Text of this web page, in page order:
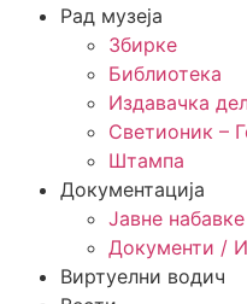
Рад музеја
Збирке
Библиотека
Издавачка
Светионик –
Штампа
Документација
Јавне набавке
Документи /
Виртуелни водич